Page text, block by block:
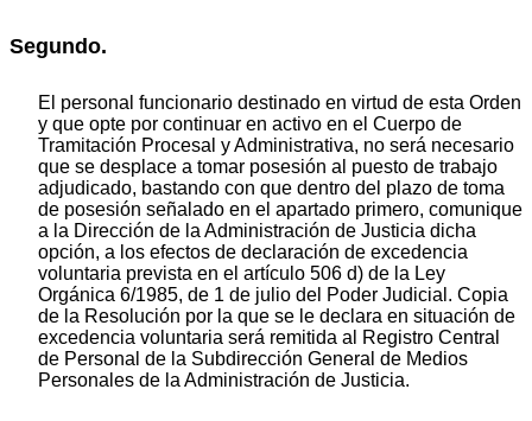
Segundo.
El personal funcionario destinado en virtud de esta Orden
y que opte por continuar en activo en el Cuerpo de
Tramitación Procesal y Administrativa, no será necesario
que se desplace a tomar posesión al puesto de trabajo
adjudicado, bastando con que dentro del plazo de toma
de posesión señalado en el apartado primero, comunique
a la Dirección de la Administración de Justicia dicha
opción, a los efectos de declaración de excedencia
voluntaria prevista en el artículo 506 d) de la Ley
Orgánica 6/1985, de 1 de julio del Poder Judicial. Copia
de la Resolución por la que se le declara en situación de
excedencia voluntaria será remitida al Registro Central
de Personal de la Subdirección General de Medios
Personales de la Administración de Justicia.